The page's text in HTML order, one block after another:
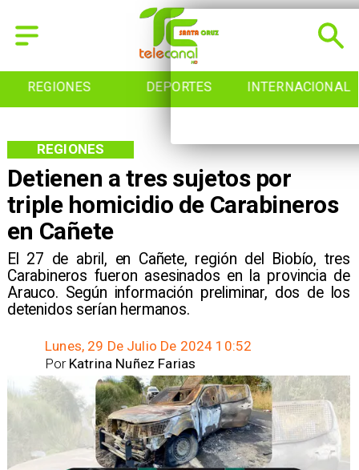
REGIONES DEPORTES INTERNACIONAL
Detienen a tres sujetos por
triple homicidio de Carabineros
en Cañete
El 27 de abril, en Cañete, región del Biobío, tres
Carabineros fueron asesinados en la provincia de
Arauco. Según información preliminar, dos de los
detenidos serían hermanos.
REGIONES
Lunes, 29 De Julio De 2024 10:52
Katrina Nuñez Farias
Por